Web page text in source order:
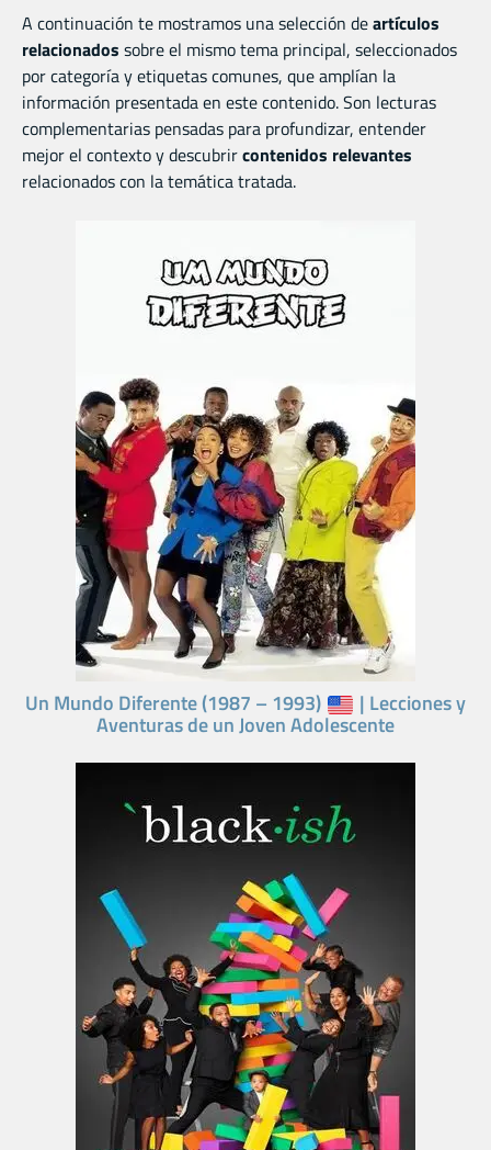
A continuación te mostramos una selección deartículos
relacionados sobre el mismo tema principal, seleccionados
por categoría y etiquetas comunes, que amplían la
información presentada en este contenido. Son lecturas
complementarias pensadas para profundizar, entender
mejor el contexto y descubrircontenidos relevantes
relacionados con la temática tratada.
Un Mundo Diferente (1987 – 1993) | Lecciones y
Aventuras de un Joven Adolescente